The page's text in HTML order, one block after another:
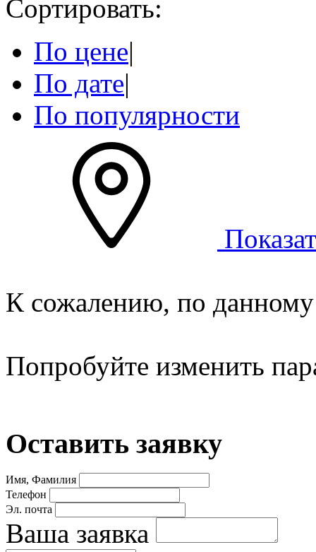
Сортировать:
По цене|
По дате|
По популярности
К сожалению, по данному
Попробуйте изменить
Оставить заявку
Имя, Фамилия
Телефон
Эл. почта
Ваша заявка